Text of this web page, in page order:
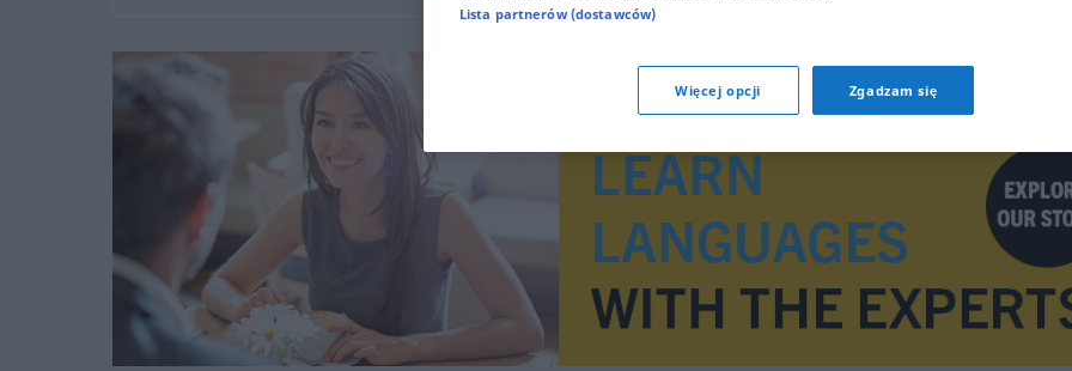
Lista partnerów (dostawców)
Więcej opcji Zgadzam się